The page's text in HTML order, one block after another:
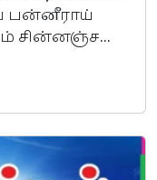
பன்னீராய்
சின்னஞ்ச...